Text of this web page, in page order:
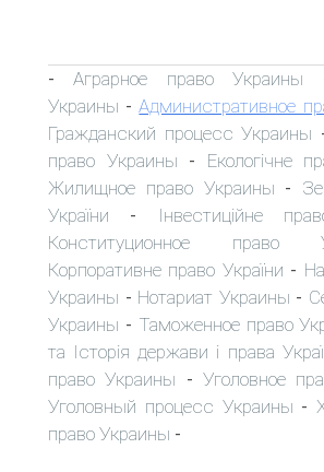
-Аграрное право Украины
Украины -Административное
Гражданский процесс Украины
право Украины - Екологічне
Жилищное право Украины -
України - Інвестиційне
Конституционное право
Корпоративне право України -
Украины - Нотариат Украины -
Украины - Таможенное право
та Історія держави і права
право Украины -Уголовное
Уголовный процесс Украины -
право Украины -